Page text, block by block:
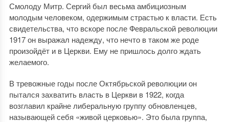
Смолоду Митр. Сергий был весьма амбициозным
молодым человеком, одержимым страстью к власти. Есть
свидетельства, что вскоре после Февральской революции
1917 он выражал надежду, что нечто в таком же роде
произойдёт и в Церкви. Ему не пришлось долго ждать
желаемого.
В тревожные годы после Октябрьской революции он
пытался захватить власть в Церкви в 1922, когда
возглавил крайне либеральную группу обновленцев,
называющей себя «живой церковью». Это была группа,